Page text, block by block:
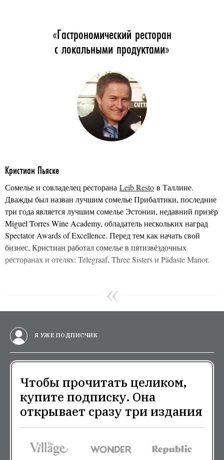
«Гастрономический ресторан
с локальными продуктами»
Кристиан Пьяске
Сомелье и совладелец ресторана Leib Resto в Таллине.
Дважды был назван лучшим сомелье Прибалтики, последние
три года является лучшим сомелье Эстонии, недавний призёр
Miguel Torres Wine Academy, обладатель нескольких наград
Spectator Awards of Excellence. Перед тем как начать свой
бизнес, Кристиан работал сомелье в пятизвёздочных
ресторанах и отелях: Telegraaf, Three Sisters и Pädaste Manor.
Я УЖЕ ПОДПИСЧИК
Чтобы прочитать целиком,
купите подписку. Она
открывает сразу три издания